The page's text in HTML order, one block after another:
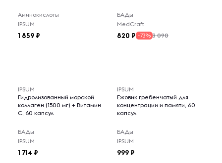
Аминокислоты
IPSUM
1 859
БАДы
MedCraft
820 -73% 3 090
IPSUM
Гидролизованный морской
коллаген (1500 мг) + Витамин
C, 60 капсул
БАДы
IPSUM
1 714
IPSUM
Ежовик гребенчатый для
концентрации и памяти, 60
капсул
БАДы
IPSUM
999